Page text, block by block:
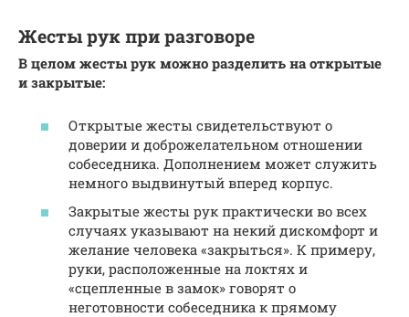
Жесты рук при разговоре
В целом жесты рук можно разделить на открытые
и закрытые:
Открытые жесты свидетельствуют о
доверии и доброжелательном отношении
собеседника. Дополнением может служить
немного выдвинутый вперед корпус.
Закрытые жесты рук практически во всех
случаях указывают на некий дискомфорт и
желание человека «закрыться». К примеру,
руки, расположенные на локтях и
«сцепленные в замок» говорят о
неготовности собеседника к прямому